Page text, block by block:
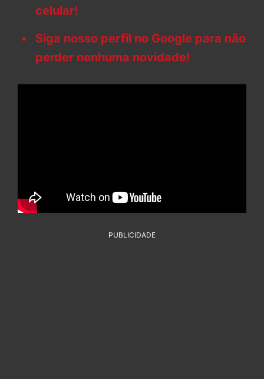
celular!
Siga nosso perfil no Google para não
perder nenhuma novidade!
PUBLICIDADE